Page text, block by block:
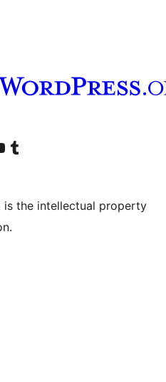
TikTok
nosa canle de YouTube
Visita a nosa conta de Tumblr
is the intellectual property